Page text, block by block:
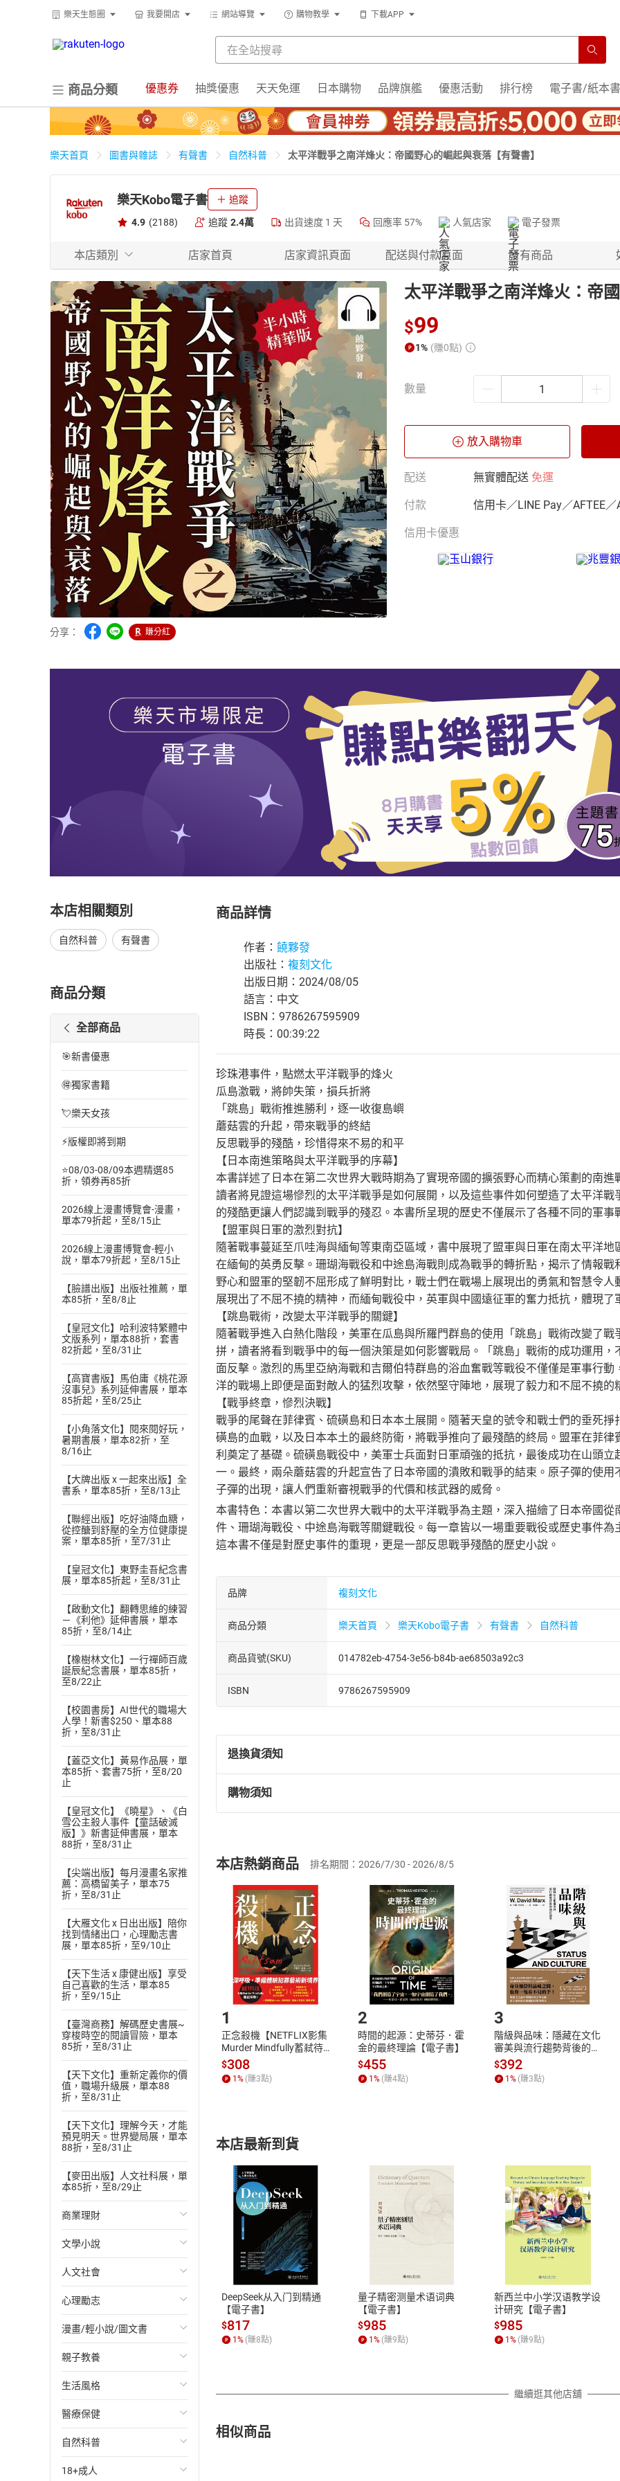
樂天生態圈 我要開店 網站導覽 購物教學 下載APP
商品分類 優惠券 抽獎優惠 天天免運 日本購物 品牌旗艦 優惠活動 排行榜 電子書/紙本書
樂天首頁 圖書與雜誌 有聲書 自然科普 太平洋戰爭之南洋烽火：帝國野心的崛起與衰落【有聲書】
樂天Kobo電子書 追蹤
4.9 (2188) 追蹤 2.4萬 出貨速度 1 天 回應率 57% 人氣店家 電子發票
本店類別 店家首頁 店家資訊頁面 配送與付款頁面 所有商品
分享： 賺分紅
太平洋戰爭之南洋烽火：帝
$99
1% (賺0點)
數量
放入購物車
配送 無實體配送 免運
付款 信用卡／LINE Pay／AFTEE／
信用卡優惠
本店相關類別
自然科普 有聲書
商品分類
全部商品
🎯新書優惠
🉐獨家書籍
💘樂天女孩
⚡版權即將到期
⭐08/03-08/09本週精選85
折，領券再85折
2026線上漫畫博覽會-漫畫，
單本79折起，至8/15止
2026線上漫畫博覽會-輕小
說，單本79折起，至8/15止
【臉譜出版】出版社推薦，單
本85折，至8/8止
【皇冠文化】哈利波特繁體中
文版系列，單本88折，套書
82折起，至8/31止
【高寶書版】馬伯庸《桃花源
沒事兒》系列延伸書展，單本
85折起，至8/25止
【小角落文化】閱來閱好玩，
暑期書展，單本82折，至
8/16止
【大牌出版 x 一起來出版】全
書系，單本85折，至8/13止
【聯經出版】吃好油降血糖，
從控醣到舒壓的全方位健康提
案，單本85折，至7/31止
【皇冠文化】東野圭吾紀念書
展，單本85折起，至8/31止
【啟動文化】翻轉思維的練習
－《利他》延伸書展，單本
85折，至8/14止
【橡樹林文化】一行禪師百歲
誕辰紀念書展，單本85折，
至8/22止
【校園書房】AI世代的職場大
人學！新書$250、單本88
折，至8/31止
【蓋亞文化】黃易作品展，單
本85折、套書75折，至8/20
止
【皇冠文化】《曉星》、《白
雪公主殺人事件【童話破滅
版】》新書延伸書展，單本
88折，至8/31止
【尖端出版】每月漫畫名家推
薦：高橋留美子，單本75
折，至8/31止
【大雁文化 x 日出出版】陪你
找到情緒出口，心理勵志書
展，單本85折，至9/10止
【天下生活 x 康健出版】享受
自己喜歡的生活，單本85
折，至9/15止
【臺灣商務】解碼歷史書展~
穿梭時空的閱讀冒險，單本
85折，至8/31止
【天下文化】重新定義你的價
值，職場升級展，單本88
折，至8/31止
【天下文化】理解今天，才能
預見明天。世界變局展，單本
88折，至8/31止
【麥田出版】人文社科展，單
本85折，至8/29止
商業理財
投資理財
經濟/趨勢
財務/金融
管理/領導
職場工作術
成功法
行銷/廣告
傳記
商務/商學
文學小說
歐美文學
日本文學
韓國文學
華文文學
經典文學
成長/家庭生活小說
懸疑/推理小說
科幻/奇幻小說
人文社會
國際關係
政治
社會科學
台灣/中國歷史
日/韓歷史
其他歷史/史學
法律
心理勵志
心靈成長/情緒
人際關係
兩性關係
心理學
漫畫/輕小說/圖文書
輕小說
奇幻/科幻
愛情故事
職場/社會寫實
懸疑/推理
親子教養
教育現場
兒童文學/故事
兒童科普/學習
育兒百科
生活風格
飲食/食譜
健身/美顏
運動/遊戲
醫療保健
健康/養生
常見疾病
自然科普
生物科學
18+成人
商品詳情
作者： 饒夥發
出版社： 複刻文化
出版日期：2024/08/05
語言：中文
ISBN：9786267595909
時長：00:39:22
珍珠港事件，點燃太平洋戰爭的烽火
瓜島激戰，將帥失策，損兵折將
「跳島」戰術推進勝利，逐一收復島嶼
蘑菇雲的升起，帶來戰爭的終結
反思戰爭的殘酷，珍惜得來不易的和平
【日本南進策略與太平洋戰爭的序幕】
本書詳述了日本在第二次世界大戰時期為了實現帝國的擴張野心而精心策劃的南
讀者將見證這場慘烈的太平洋戰爭是如何展開，以及這些事件如何塑造了太平洋
的殘酷更讓人們認識到戰爭的殘忍。本書所呈現的歷史不僅展示了各種不同的軍
【盟軍與日軍的激烈對抗】
隨著戰事蔓延至爪哇海與緬甸等東南亞區域，書中展現了盟軍與日軍在南太平洋
在緬甸的英勇反擊。珊瑚海戰役和中途島海戰則成為戰爭的轉折點，揭示了情報
野心和盟軍的堅韌不屈形成了鮮明對比，戰士們在戰場上展現出的勇氣和智慧令
展現出了不屈不撓的精神，而緬甸戰役中，英軍與中國遠征軍的奮力抵抗，體現了
【跳島戰術，改變太平洋戰爭的關鍵】
隨著戰爭進入白熱化階段，美軍在瓜島與所羅門群島的使用「跳島」戰術改變了
拼，讀者將看到戰爭中的每一個決策是如何影響戰局。「跳島」戰術的成功運用
面反擊。激烈的馬里亞納海戰和吉爾伯特群島的浴血奮戰等戰役不僅僅是軍事行
洋的戰場上即便是面對敵人的猛烈攻擊，依然堅守陣地，展現了毅力和不屈不撓的
【戰爭終章，慘烈決戰】
戰爭的尾聲在菲律賓、硫磺島和日本本土展開。隨著天皇的號令和戰士們的垂死
磺島的血戰，以及日本本土的最終防衛，將戰爭推向了最殘酷的終局。盟軍在菲
利奠定了基礎。硫磺島戰役中，美軍士兵面對日軍頑強的抵抗，最後成功在山頭
一。最終，兩朵蘑菇雲的升起宣告了日本帝國的潰敗和戰爭的結束。原子彈的使
子彈的出現，讓人們重新審視戰爭的代價和核武器的威脅。
本書特色：本書以第二次世界大戰中的太平洋戰爭為主題，深入描繪了日本帝國
件、珊瑚海戰役、中途島海戰等關鍵戰役。每一章皆以一場重要戰役或歷史事件
這本書不僅是對歷史事件的重現，更是一部反思戰爭殘酷的歷史小說。
品牌 複刻文化
商品分類 樂天首頁 樂天Kobo電子書 有聲書 自然科普
商品貨號(SKU) 014782eb-4754-3e56-b84b-ae68503a92c3
ISBN 9786267595909
退換貨須知
退換貨規定：
(一)依消費者保護法第19條第1項後段暨通訊交易解除權合理例外情事適用
(二)消費者訂購本店鋪之商品即代表知悉本店鋪所銷售之商品為電子書，屬
且已下載/存取電子書，不得請求退貨退款。
退貨方式：您欲取消訂單或辦理退貨時，請登入樂天市場，並於「我的訂單」
貨」，本店鋪將依您的申請進行審核，待審核通過後將為您辦理退款事宜。
請注意，樂天市場須以整筆訂單為單位進行取消/退貨，恕無法以單支商品取消
購物須知
挑選商品
Choose
放入購物車
Shopping cart
登入帳號
Login
購書後，如何開始使用？
Step1.選擇閱讀載具 Step2.登入
付款方式
ATM轉帳、信用卡、LINE PAY、AFTEE
退換貨規範
之權利，遽消費者保護法及通訊交
除權合理例外情事適用準則，依商
質各有不同規定。詳細退換貨說明
照各商品說明。
本店熱銷商品 排名期間：2026/7/30 - 2026/8/5
1
正念殺機【NETFLIX影集
Murder Mindfully蓄弒待
發】【電子書】
$308
1% (賺3點)
2
時間的起源：史蒂芬．霍
金的最終理論【電子書】
$455
1% (賺4點)
3
階級與品味：隱藏在文化
審美與流行趨勢背後的地
位渴望【電子書】
$392
1% (賺3點)
本店最新到貨
DeepSeek从入门到精通
【電子書】
$817
1 % (賺8點)
量子精密测量术语词典
【電子書】
$985
1 % (賺9點)
新西兰中小学汉语教学设
计研究【電子書】
$985
1 % (賺9點)
繼續逛其他店舖
相似商品